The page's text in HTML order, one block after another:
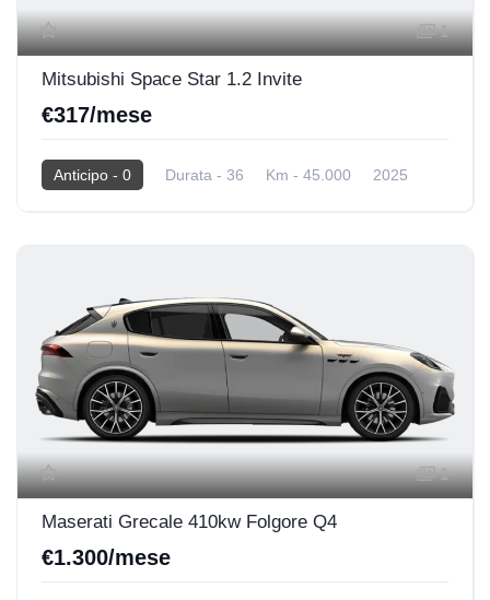
1
Mitsubishi Space Star 1.2 Invite
€317/mese
Anticipo - 0 Durata - 36 Km - 45.000
2025
1
Maserati Grecale 410kw Folgore Q4
€1.300/mese